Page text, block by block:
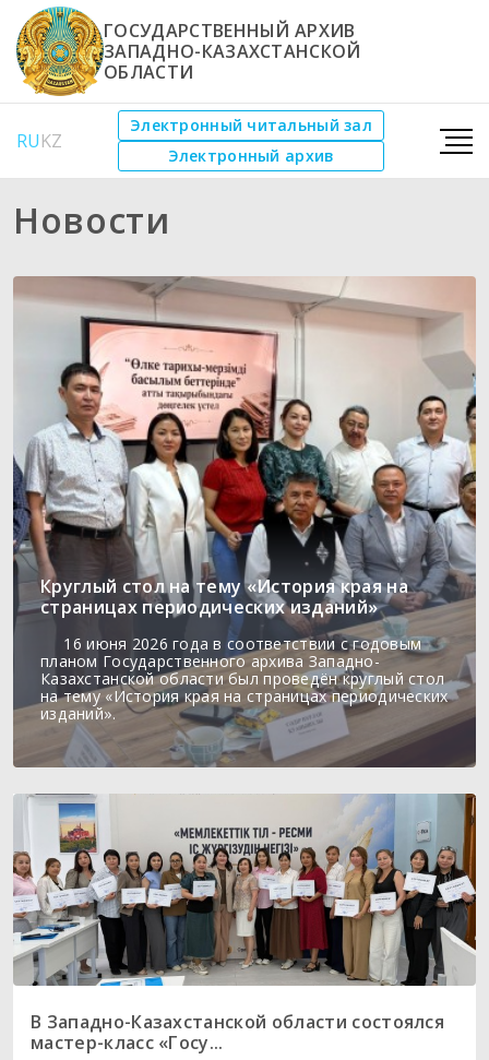
ГОСУДАРСТВЕННЫЙ АРХИВ
ЗАПАДНО-КАЗАХСТАНСКОЙ
ОБЛАСТИ
RUKZ
Электронный читальный зал
Электронный архив
Новости
Круглый стол на тему «История края на
страницах периодических изданий»
16 июня 2026 года в соответствии с годовым
планом Государственного архива Западно-
Казахстанской области был проведён круглый стол
на тему «История края на страницах периодических
изданий».
В Западно-Казахстанской области состоялся
мастер-класс «Госу...